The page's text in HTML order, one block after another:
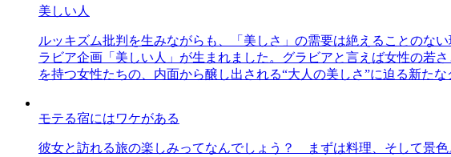
美しい人
ルッキズム批判を生みながらも、「美しさ」の需要は絶えることのな
ラビア企画「美しい人」が生まれました。グラビアと言えば女性の若
を持つ女性たちの、内面から醸し出される“大人の美しさ”に迫る新たな
モテる宿にはワケがある
彼女と訪れる旅の楽しみってなんでしょう？ まずは料理、そして景